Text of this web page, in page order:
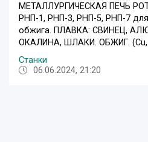
МЕТАЛЛУРГИЧЕСКАЯ ПЕЧЬ
РНП-1, РНП-3, РНП-5, РНП-7
обжига. ПЛАВКА: СВИНЕЦ,
ОКАЛИНА, ШЛАКИ. ОБЖИГ. (Cu,
Станки
06.06.2024, 21:20